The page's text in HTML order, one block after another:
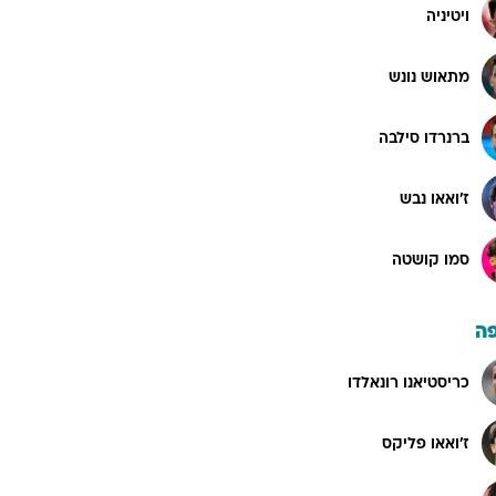
ויטיניה
מתאוש נונש
ברנרדו סילבה
ז'ואאו נבש
סמו קושטה
כריסטיאנו רונאלדו
ז'ואאו פליקס